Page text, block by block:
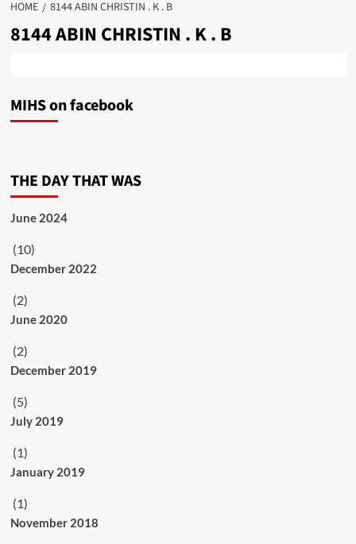
HOME 8144 ABIN CHRISTIN . K . B
8144 ABIN CHRISTIN . K . B
MIHS on facebook
THE DAY THAT WAS
June 2024
(10)
December 2022
(2)
June 2020
(2)
December 2019
(5)
July 2019
(1)
January 2019
(1)
November 2018